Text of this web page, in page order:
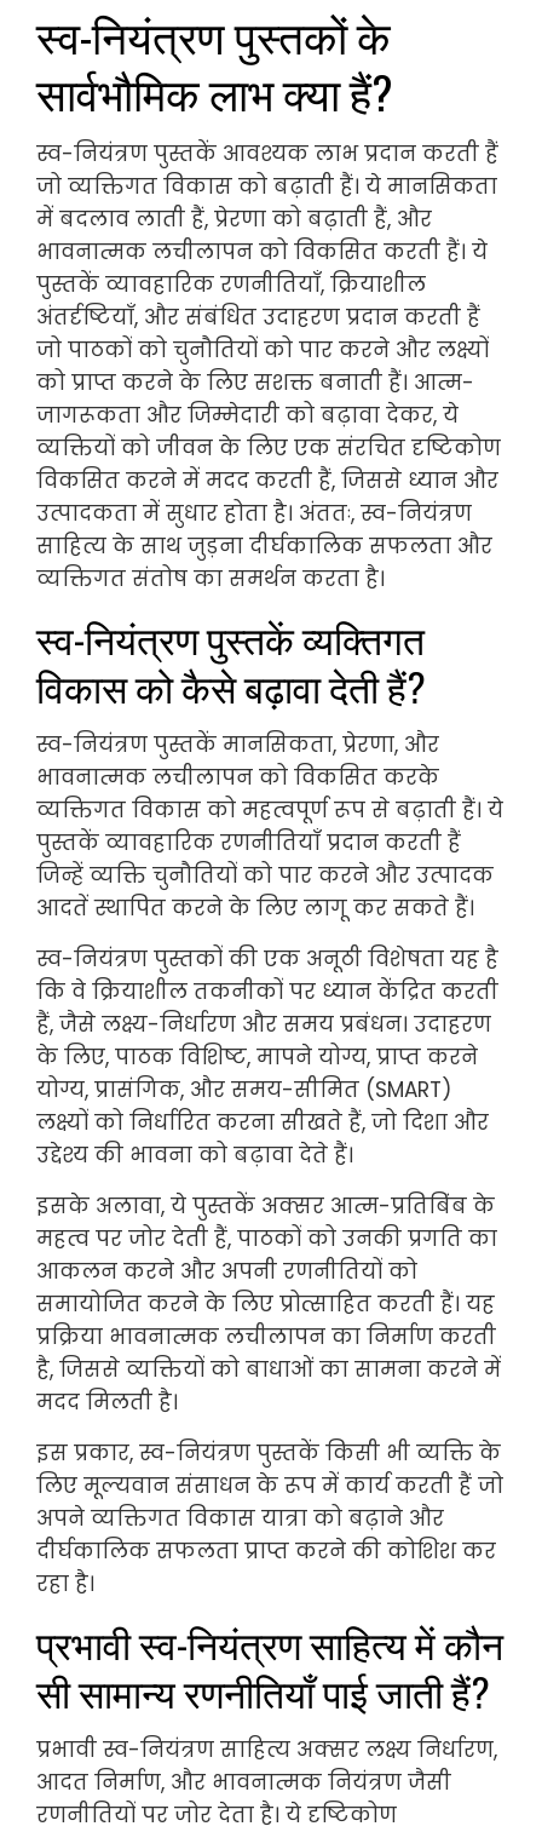
स्व-नियंत्रण पुस्तकों के
सार्वभौमिक लाभ क्या हैं?
स्व-नियंत्रण पुस्तकें आवश्यक लाभ प्रदान करती हैं
जो व्यक्तिगत विकास को बढ़ाती हैं। ये मानसिकता
में बदलाव लाती हैं, प्रेरणा को बढ़ाती हैं, और
भावनात्मक लचीलापन को विकसित करती हैं। ये
पुस्तकें व्यावहारिक रणनीतियाँ, क्रियाशील
अंतर्दृष्टियाँ, और संबंधित उदाहरण प्रदान करती हैं
जो पाठकों को चुनौतियों को पार करने और लक्ष्यों
को प्राप्त करने के लिए सशक्त बनाती हैं। आत्म-
जागरूकता और जिम्मेदारी को बढ़ावा देकर, ये
व्यक्तियों को जीवन के लिए एक संरचित दृष्टिकोण
विकसित करने में मदद करती हैं, जिससे ध्यान और
उत्पादकता में सुधार होता है। अंततः, स्व-नियंत्रण
साहित्य के साथ जुड़ना दीर्घकालिक सफलता और
व्यक्तिगत संतोष का समर्थन करता है।
स्व-नियंत्रण पुस्तकें व्यक्तिगत
विकास को कैसे बढ़ावा देती हैं?
स्व-नियंत्रण पुस्तकें मानसिकता, प्रेरणा, और
भावनात्मक लचीलापन को विकसित करके
व्यक्तिगत विकास को महत्वपूर्ण रूप से बढ़ाती हैं। ये
पुस्तकें व्यावहारिक रणनीतियाँ प्रदान करती हैं
जिन्हें व्यक्ति चुनौतियों को पार करने और उत्पादक
आदतें स्थापित करने के लिए लागू कर सकते हैं।
स्व-नियंत्रण पुस्तकों की एक अनूठी विशेषता यह है
कि वे क्रियाशील तकनीकों पर ध्यान केंद्रित करती
हैं, जैसे लक्ष्य-निर्धारण और समय प्रबंधन। उदाहरण
के लिए, पाठक विशिष्ट, मापने योग्य, प्राप्त करने
योग्य, प्रासंगिक, और समय-सीमित (SMART)
लक्ष्यों को निर्धारित करना सीखते हैं, जो दिशा और
उद्देश्य की भावना को बढ़ावा देते हैं।
इसके अलावा, ये पुस्तकें अक्सर आत्म-प्रतिबिंब के
महत्व पर जोर देती हैं, पाठकों को उनकी प्रगति का
आकलन करने और अपनी रणनीतियों को
समायोजित करने के लिए प्रोत्साहित करती हैं। यह
प्रक्रिया भावनात्मक लचीलापन का निर्माण करती
है, जिससे व्यक्तियों को बाधाओं का सामना करने में
मदद मिलती है।
इस प्रकार, स्व-नियंत्रण पुस्तकें किसी भी व्यक्ति के
लिए मूल्यवान संसाधन के रूप में कार्य करती हैं जो
अपने व्यक्तिगत विकास यात्रा को बढ़ाने और
दीर्घकालिक सफलता प्राप्त करने की कोशिश कर
रहा है।
प्रभावी स्व-नियंत्रण साहित्य में कौन
सी सामान्य रणनीतियाँ पाई जाती हैं?
प्रभावी स्व-नियंत्रण साहित्य अक्सर लक्ष्य निर्धारण,
आदत निर्माण, और भावनात्मक नियंत्रण जैसी
रणनीतियों पर जोर देता है। ये दृष्टिकोण